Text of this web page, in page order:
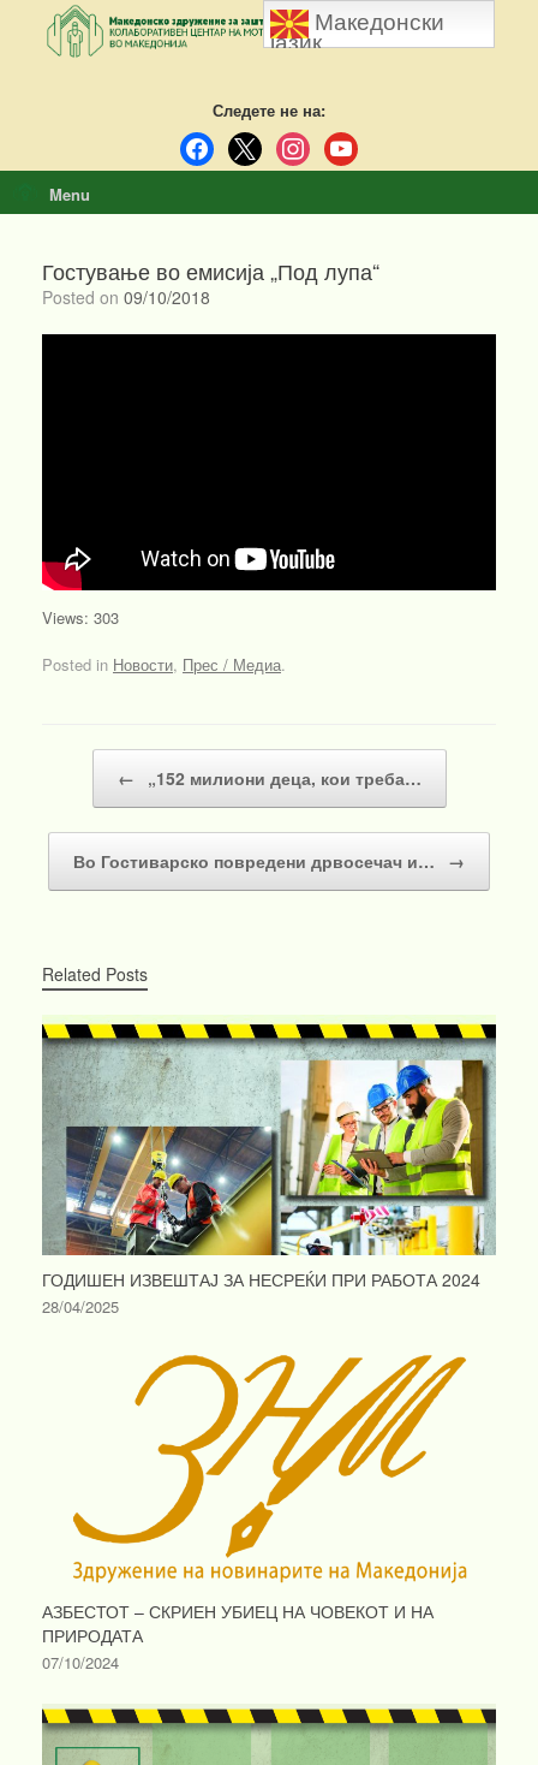
content
Следете не на:
facebook
x instagramyoutube
Menu
Гостување во емисија „Под лупа“
Posted on 09/10/2018
Views: 303
Posted in Новости, Прес / Медиа.
← „152 милиони деца, кои треба…
Во Гостиварско повредени дрвосечач и… →
Related Posts
ГОДИШЕН ИЗВЕШТАЈ ЗА НЕСРЕЌИ ПРИ РАБОТА 2024
28/04/2025
АЗБЕСТОТ – СКРИЕН УБИЕЦ НА ЧОВЕКОТ И НА
ПРИРОДАТА
07/10/2024
Македонски
јазик